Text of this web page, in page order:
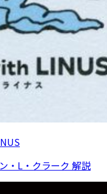
・L・クラーク 解説